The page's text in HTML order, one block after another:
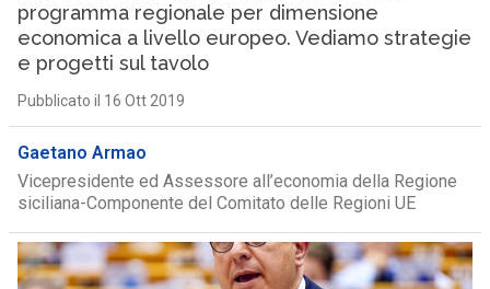
programma regionale per dimensione
economica a livello europeo. Vediamo strategie
e progetti sul tavolo
Pubblicato il 16 Ott 2019
Gaetano Armao
Vicepresidente ed Assessore all’economia della Regione
siciliana-Componente del Comitato delle Regioni UE